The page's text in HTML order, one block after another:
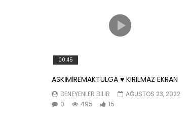
00:45
ASKİMİREMAKTULGA ♥️ KIRILMAZ EKRAN
DENEYENLER BILIR
AĞUSTOS 23, 2022
0
495 15